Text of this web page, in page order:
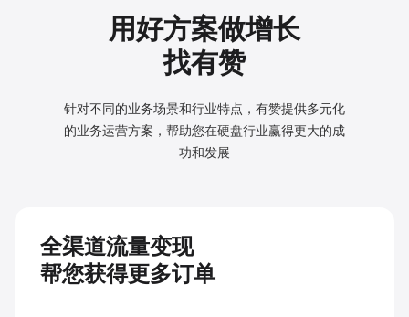
用好方案做增长
找有赞
针对不同的业务场景和行业特点，有赞提供多元化
的业务运营方案，帮助您在硬盘行业赢得更大的成
功和发展
全渠道流量变现
帮您获得更多订单